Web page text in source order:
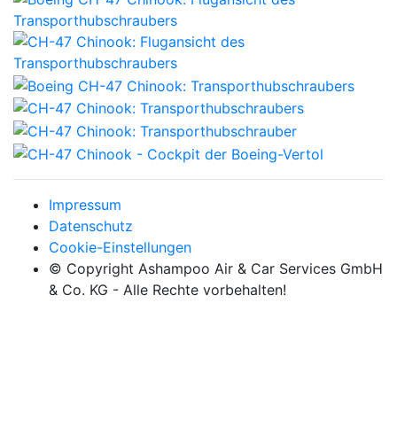
Impressum
Datenschutz
Cookie-Einstellungen
© Copyright Ashampoo Air & Car Services GmbH
& Co. KG - Alle Rechte vorbehalten!